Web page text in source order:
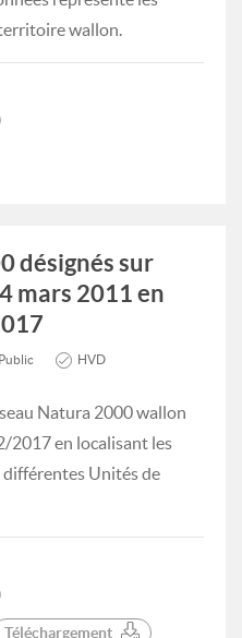
territoire wallon.
désignés sur
mars 2011 en
Public HVD
Natura 2000 wallon
2017 en localisant les
différentes Unités de
Téléchargement